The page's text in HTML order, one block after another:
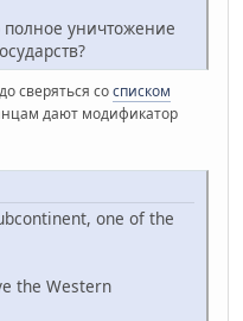
уничтожение
сверяться сосписком
дают модификатор
one of the
the Western